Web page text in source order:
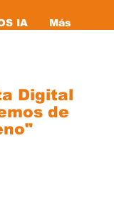
IA Más
Digital
de